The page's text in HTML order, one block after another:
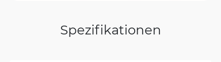
Spezifikationen